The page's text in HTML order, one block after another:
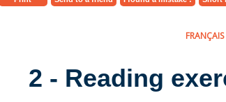
FRANÇAIS
2 - Reading